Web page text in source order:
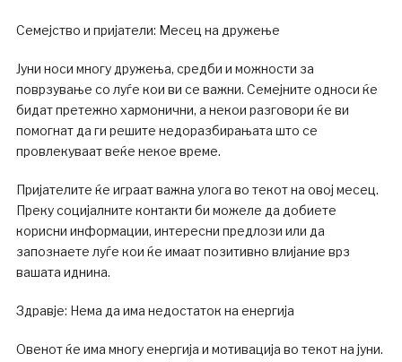
Семејство и пријатели: Месец на дружење
Јуни носи многу дружења, средби и можности за
поврзување со луѓе кои ви се важни. Семејните односи ќе
бидат претежно хармонични, а некои разговори ќе ви
помогнат да ги решите недоразбирањата што се
провлекуваат веќе некое време.
Пријателите ќе играат важна улога во текот на овој месец.
Преку социјалните контакти би можеле да добиете
корисни информации, интересни предлози или да
запознаете луѓе кои ќе имаат позитивно влијание врз
вашата иднина.
Здравје: Нема да има недостаток на енергија
Овенот ќе има многу енергија и мотивација во текот на јуни.